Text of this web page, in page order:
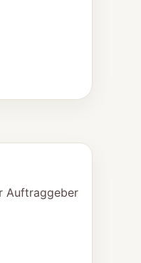
Auftraggeber